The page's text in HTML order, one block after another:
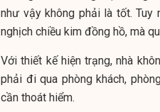
như vậy không phải là tốt. Tuy
nghịch chiều kim đồng hồ, mà
Với thiết kế hiện trạng, nhà
phải đi qua phòng khách,
cần thoát hiểm.